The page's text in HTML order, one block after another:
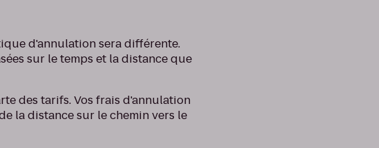
d'annulation sera différente.
sur le temps et la distance que
des tarifs. Vos frais d'annulation
la distance sur le chemin vers le